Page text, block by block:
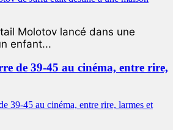
Molotov lancé dans une
enfant...
de 39-45 au cinéma, entre rire,